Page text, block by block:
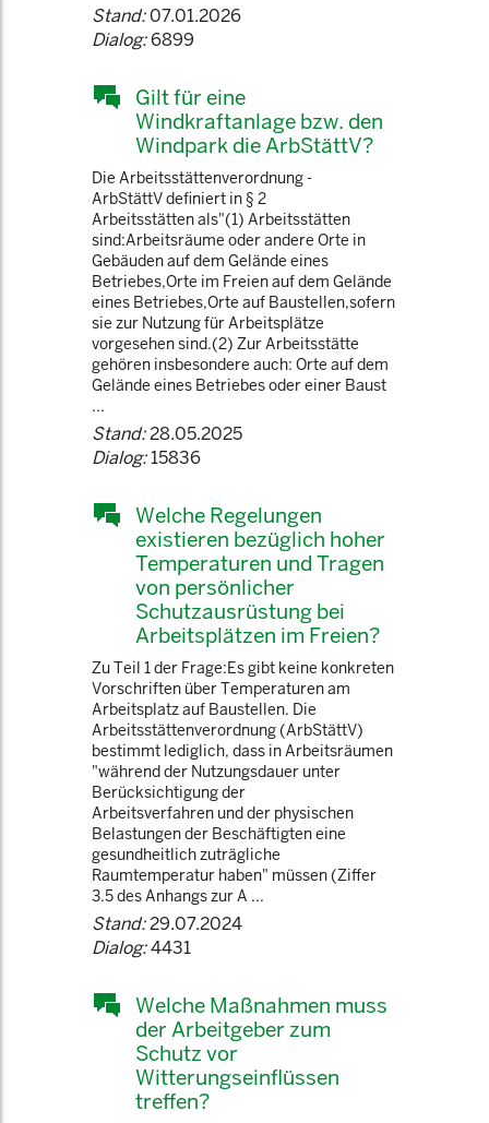
Stand:07.01.2026
Dialog:6899
Gilt für eine
Windkraftanlage bzw. den
Windpark die ArbStättV?
Die Arbeitsstättenverordnung -
ArbStättV definiert in § 2
Arbeitsstätten als"(1) Arbeitsstätten
sind:Arbeitsräume oder andere Orte in
Gebäuden auf dem Gelände eines
Betriebes,Orte im Freien auf dem Gelände
eines Betriebes,Orte auf Baustellen,sofern
sie zur Nutzung für Arbeitsplätze
vorgesehen sind.(2) Zur Arbeitsstätte
gehören insbesondere auch: Orte auf dem
Gelände eines Betriebes oder einer Baust
...
Stand:28.05.2025
Dialog:15836
Welche Regelungen
existieren bezüglich hoher
Temperaturen und Tragen
von persönlicher
Schutzausrüstung bei
Arbeitsplätzen im Freien?
Zu Teil 1 der Frage:Es gibt keine konkreten
Vorschriften über Temperaturen am
Arbeitsplatz auf Baustellen. Die
Arbeitsstättenverordnung (ArbStättV)
bestimmt lediglich, dass in Arbeitsräumen
"während der Nutzungsdauer unter
Berücksichtigung der
Arbeitsverfahren und der physischen
Belastungen der Beschäftigten eine
gesundheitlich zuträgliche
Raumtemperatur haben" müssen (Ziffer
3.5 des Anhangs zur A ...
Stand:29.07.2024
Dialog:4431
Welche Maßnahmen muss
der Arbeitgeber zum
Schutz vor
Witterungseinflüssen
treffen?